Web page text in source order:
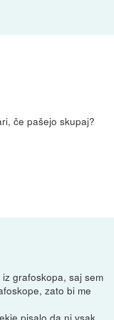
če pašejo skupaj?
grafoskopa, saj sem
zato bi me
pisalo da ni vsak